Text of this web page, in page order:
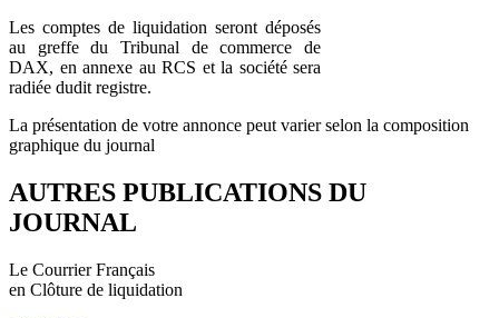
Les comptes de liquidation seront déposés
au greffe du Tribunal de commerce de
DAX, en annexe au RCS et la société sera
radiée dudit registre.
La présentation de votre annonce peut varier selon la composition
graphique du journal
AUTRES PUBLICATIONS DU
JOURNAL
Le Courrier Français
en Clôture de liquidation